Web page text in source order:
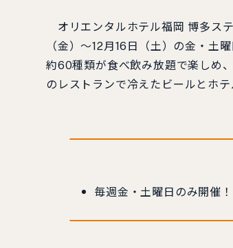
オリエンタルホテル福岡 博多ス
（金）～12月16日（土）の金・土
約60種類が食べ飲み放題で楽しめ
のレストランで冷えたビールとホテ
毎週金・土曜日のみ開催